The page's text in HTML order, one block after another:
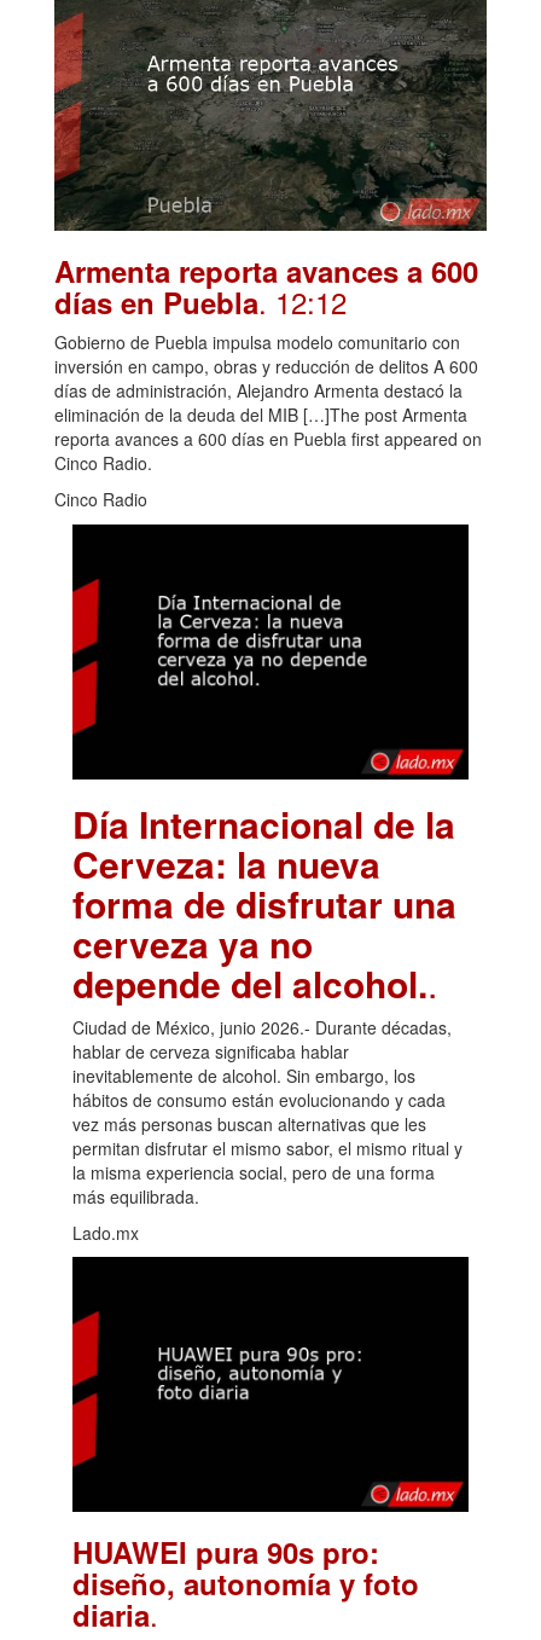
Armenta reporta avances a 600
días en Puebla. 12:12
Gobierno de Puebla impulsa modelo comunitario con
inversión en campo, obras y reducción de delitos A 600
días de administración, Alejandro Armenta destacó la
eliminación de la deuda del MIB […]The post Armenta
reporta avances a 600 días en Puebla first appeared on
Cinco Radio.
Cinco Radio
Día Internacional de la
Cerveza: la nueva
forma de disfrutar una
cerveza ya no
depende del alcohol..
Ciudad de México, junio 2026.- Durante décadas,
hablar de cerveza significaba hablar
inevitablemente de alcohol. Sin embargo, los
hábitos de consumo están evolucionando y cada
vez más personas buscan alternativas que les
permitan disfrutar el mismo sabor, el mismo ritual y
la misma experiencia social, pero de una forma
más equilibrada.
Lado.mx
HUAWEI pura 90s pro:
diseño, autonomía y foto
diaria.